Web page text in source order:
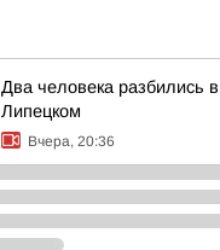
Два человека разбились
Липецком
Вчера, 20:36